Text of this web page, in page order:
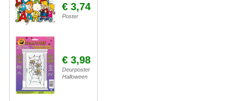
€ 3,74
Poster
€ 3,98
Deurposter
Halloween